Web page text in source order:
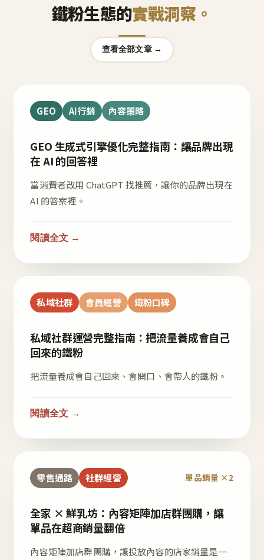
鐵粉生態的實戰洞察。
查看全部文章 →
GEO AI行銷 內容策略
GEO 生成式引擎優化完整指南：讓品牌出現
在 AI 的回答裡
當消費者改用 ChatGPT 找推薦，讓你的品牌出現在
AI 的答案裡。
閱讀全文 →
私域社群 會員經營 鐵粉口碑
私域社群運營完整指南：把流量養成會自己
回來的鐵粉
把流量養成會自己回來、會開口、會帶人的鐵粉。
閱讀全文 →
零售通路 社群經營 單品銷量 ×2
全家 × 鮮乳坊：內容矩陣加店群團購，讓
單品在超商銷量翻倍
內容矩陣加店群團購，讓投放內容的店家銷量是一